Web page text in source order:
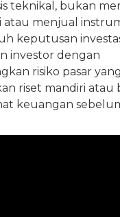
teknikal, bukan
menjual
keputusan
investor dengan
risiko pasar
riset mandiri atau
keuangan